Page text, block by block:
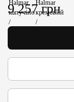
9 257 грн